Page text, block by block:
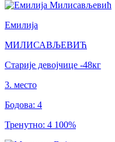
Емилија
МИЛИСАВЉЕВИЋ
Старије девојчице -48кг
3. место
Бодова: 4
Тренутно: 4 100%